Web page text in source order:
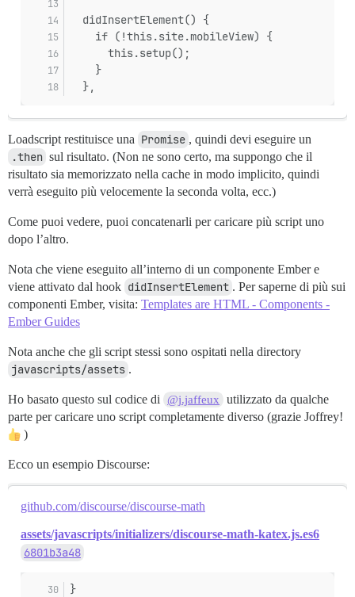
  didInsertElement() {
    if (!this.site.mobileView) {
      this.setup();
    }
  },
Loadscript restituisce una Promise , quindi devi eseguire un
.then sul risultato. (Non ne sono certo, ma suppongo che il
risultato sia memorizzato nella cache in modo implicito, quindi
verrà eseguito più velocemente la seconda volta, ecc.)
Come puoi vedere, puoi concatenarli per caricare più script uno
dopo l’altro.
Nota che viene eseguito all’interno di un componente Ember e
viene attivato dal hook didInsertElement . Per saperne di più sui
componenti Ember, visita: Templates are HTML - Components -
Ember Guides
Nota anche che gli script stessi sono ospitati nella directory
javascripts/assets .
Ho basato questo sul codice di @j.jaffeux
utilizzato da qualche
parte per caricare uno script completamente diverso (grazie Joffrey!
)
Ecco un esempio Discourse:
github.com/discourse/discourse-math
assets/javascripts/initializers/discourse-math-katex.js.es6
6801b3a48
}